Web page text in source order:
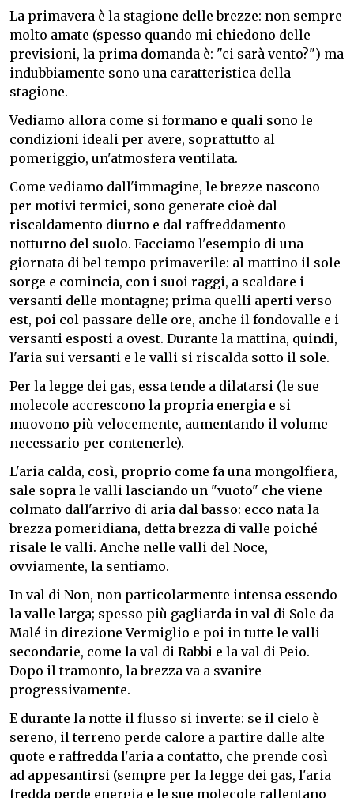
La primavera è la stagione delle brezze: non sempre
molto amate (spesso quando mi chiedono delle
previsioni, la prima domanda è: "ci sarà vento?") ma
indubbiamente sono una caratteristica della
stagione.
Vediamo allora come si formano e quali sono le
condizioni ideali per avere, soprattutto al
pomeriggio, un'atmosfera ventilata.
Come vediamo dall'immagine, le brezze nascono
per motivi termici, sono generate cioè dal
riscaldamento diurno e dal raffreddamento
notturno del suolo. Facciamo l'esempio di una
giornata di bel tempo primaverile: al mattino il sole
sorge e comincia, con i suoi raggi, a scaldare i
versanti delle montagne; prima quelli aperti verso
est, poi col passare delle ore, anche il fondovalle e i
versanti esposti a ovest. Durante la mattina, quindi,
l'aria sui versanti e le valli si riscalda sotto il sole.
Per la legge dei gas, essa tende a dilatarsi (le sue
molecole accrescono la propria energia e si
muovono più velocemente, aumentando il volume
necessario per contenerle).
L'aria calda, così, proprio come fa una mongolfiera,
sale sopra le valli lasciando un "vuoto" che viene
colmato dall'arrivo di aria dal basso: ecco nata la
brezza pomeridiana, detta brezza di valle poiché
risale le valli. Anche nelle valli del Noce,
ovviamente, la sentiamo.
In val di Non, non particolarmente intensa essendo
la valle larga; spesso più gagliarda in val di Sole da
Malé in direzione Vermiglio e poi in tutte le valli
secondarie, come la val di Rabbi e la val di Peio.
Dopo il tramonto, la brezza va a svanire
progressivamente.
E durante la notte il flusso si inverte: se il cielo è
sereno, il terreno perde calore a partire dalle alte
quote e raffredda l'aria a contatto, che prende così
ad appesantirsi (sempre per la legge dei gas, l'aria
fredda perde energia e le sue molecole rallentano